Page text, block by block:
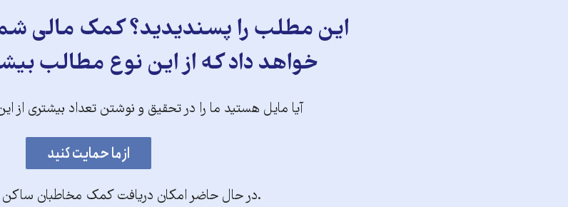
این مطلب را پسندیدید؟ کمک مالی
خواهد داد که از این نوع مطالب
آیا مایل هستید ما را در تحقیق و نوشتن تعداد بیشتری از
.در حال حاضر امکان دریافت کمک مخاطبان ساکن